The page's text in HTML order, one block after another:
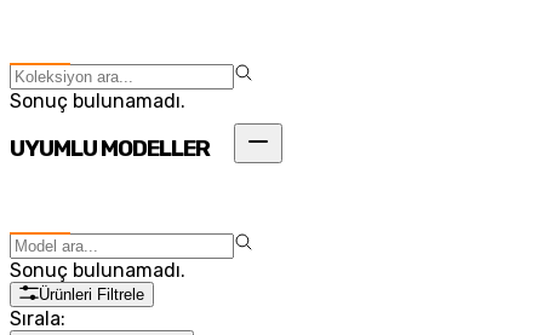
Sonuç bulunamadı.
UYUMLU MODELLER
Sonuç bulunamadı.
Ürünleri Filtrele
Sırala: